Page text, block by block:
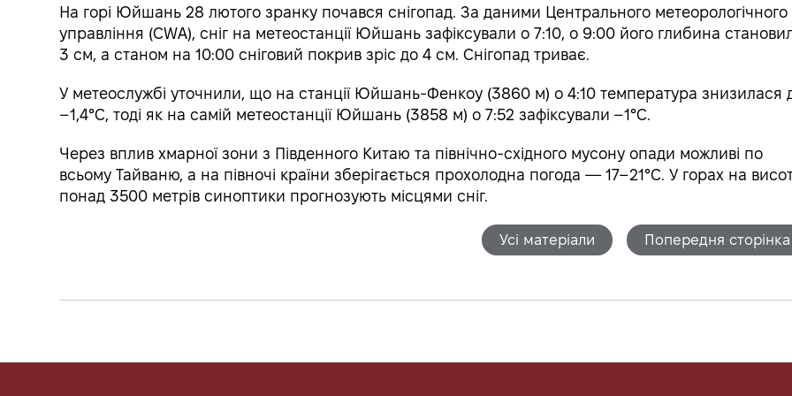
На горі Юйшань 28 лютого зранку почався снігопад. За даними Центрального метеорологічного
управління (CWA), сніг на метеостанції Юйшань зафіксували о 7:10, о 9:00 його глибина
3 см, а станом на 10:00 сніговий покрив зріс до 4 см. Снігопад триває.
У метеослужбі уточнили, що на станції Юйшань-Фенкоу (3860 м) о 4:10 температура знизилася
–1,4°C, тоді як на самій метеостанції Юйшань (3858 м) о 7:52 зафіксували –1°C.
Через вплив хмарної зони з Південного Китаю та північно-східного мусону опади можливі по
всьому Тайваню, а на півночі країни зберігається прохолодна погода — 17–21°C. У горах на
понад 3500 метрів синоптики прогнозують місцями сніг.
Усі матеріали Попередня сторінка